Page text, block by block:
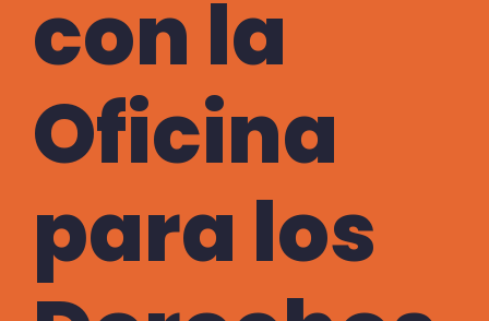
con la
Oficina
para los